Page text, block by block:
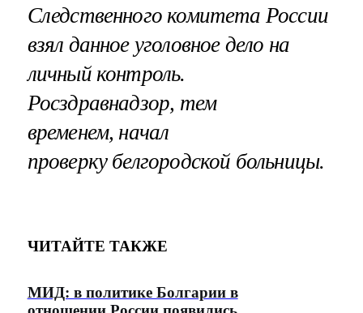
Следственного комитета России
взял данное уголовное дело на
личный контроль.
Росздравнадзор, тем
временем, начал
проверку белгородской больницы.
ЧИТАЙТЕ ТАКЖЕ
МИД: в политике Болгарии в